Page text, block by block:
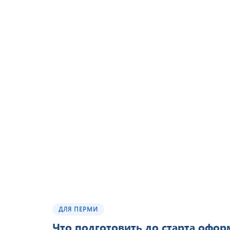
ДЛЯ ПЕРМИ
Что подготовить до старта